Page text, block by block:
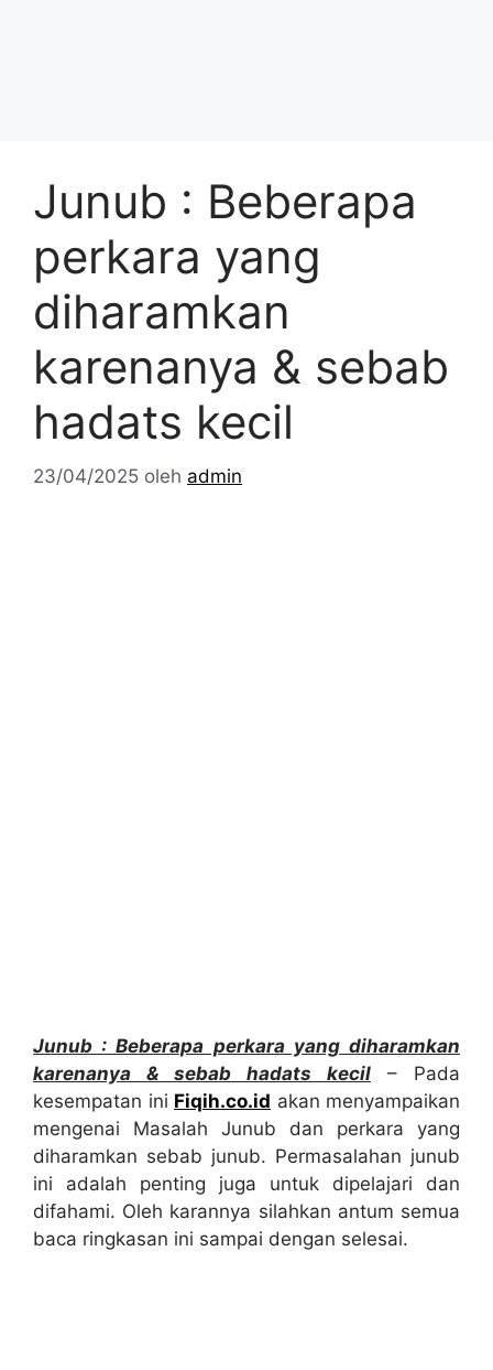
Junub : Beberapa
perkara yang
diharamkan
karenanya & sebab
hadats kecil
23/04/2025 oleh admin
Junub : Beberapa perkara yang diharamkan
karenanya & sebab hadats kecil – Pada
kesempatan ini Fiqih.co.id akan menyampaikan
mengenai Masalah Junub dan perkara yang
diharamkan sebab junub. Permasalahan junub
ini adalah penting juga untuk dipelajari dan
difahami. Oleh karannya silahkan antum semua
baca ringkasan ini sampai dengan selesai.